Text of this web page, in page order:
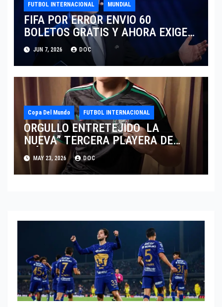
FUTBOL INTERNACIONAL MUNDIAL
FIFA POR ERROR ENVIO 60
BOLETOS GRATIS Y AHORA EXIGE
COBRO.
JUN 7, 2026 DOC
Copa Del Mundo FUTBOL INTERNACIONAL
ORGULLO ENTRETEJIDO LA
NUEVA” TERCERA PLAYERA DE
MÉXICO” INGRESA AL ARCHIVO
HISTÓRICO DE ADIDAS EN
ALEMANIA
MAY 23, 2026 DOC